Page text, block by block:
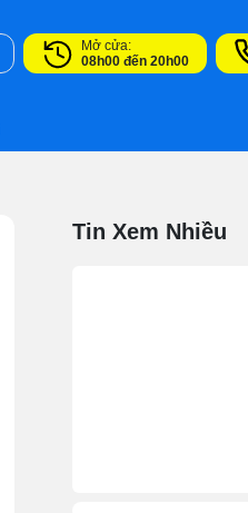
Mở cửa:
08h00 đến 20h00
Tin Xem Nhiều